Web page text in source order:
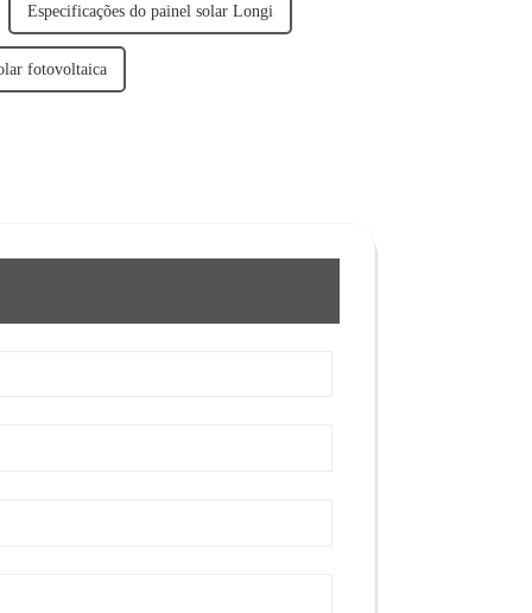
Especificações do painel solar Longi
fotovoltaica